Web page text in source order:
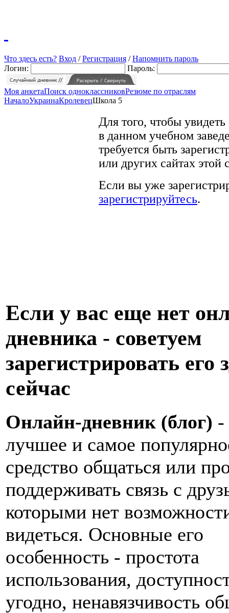
Что здесь есть? Вход /Регистрация /Напомнить пароль
Логин:
Пароль:
Моя анкетаПоиск одноклассниковРезюме по отраслям
НачалоУкраинаКролевецШкола 5
Для того, чтобы
в данном учебном
требуется быть
или других сайтах этой
Если вы уже
зарегистрируйтесь.
Если у вас еще нет
дневника - советуем
зарегистрировать его
сейчас
Онлайн-дневник (блог) -
лучшее и самое
средство общаться или
поддерживать связь с
которыми нет
видеться. Основные его
особенность - простота
использования,
угодно, ненавязчивость